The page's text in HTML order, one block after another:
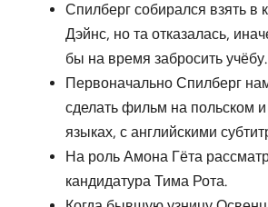
Спилберг собирался взять в
Дэйнс, но та отказалась,
бы на время забросить учёбу.
Первоначально Спилберг
сделать фильм на польском
языках, с английскими
На роль Амона Гёта
кандидатура Тима Рота.